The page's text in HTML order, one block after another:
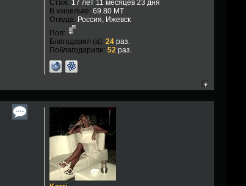
Стаж: 17 лет 11 месяцев 23 дня
В кошельке: 69.80 MT
Откуда: Россия, Ижевск
Пол:
Благодарил (а): 24раз.
Поблагодарили: 52раз.